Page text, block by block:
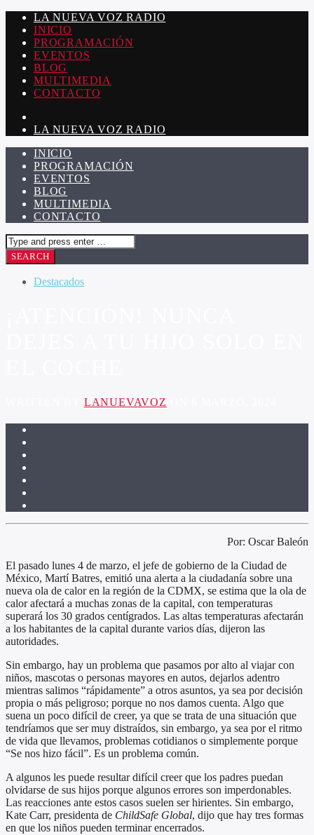
LA NUEVA VOZ RADIO
INICIO
PROGRAMACIÓN
EVENTOS
BLOG
MULTIMEDIA
CONTACTO
LA NUEVA VOZ RADIO
INICIO
PROGRAMACIÓN
EVENTOS
BLOG
MULTIMEDIA
CONTACTO
Destacados
LANUEVAVOZ
Por: Oscar Baleón
El pasado lunes 4 de marzo, el jefe de gobierno de la Ciudad de
México, Martí Batres, emitió una alerta a la ciudadanía sobre una
nueva ola de calor en la región de la CDMX, se estima que la ola de
calor afectará a muchas zonas de la capital, con temperaturas
superará los 30 grados centígrados. Las altas temperaturas afectarán
a los habitantes de la capital durante varios días, dijeron las
autoridades.
Sin embargo, hay un problema que pasamos por alto al viajar con
niños, mascotas o personas mayores en autos, dejarlos adentro
mientras salimos “rápidamente” a otros asuntos, ya sea por decisión
propia o más peligroso; porque no nos damos cuenta. Algo que
suena un poco difícil de creer, ya que se trata de una situación que
tendríamos que ser muy distraídos, sin embargo, ya sea por el ritmo
de vida que llevamos, problemas cotidianos o simplemente porque
“Se nos hizo fácil”. Es un problema común.
A algunos les puede resultar difícil creer que los padres puedan
olvidarse de sus hijos porque algunos errores son imperdonables.
Las reacciones ante estos casos suelen ser hirientes. Sin embargo,
Kate Carr, presidenta de ChildSafe Global, dijo que hay tres formas
en que los niños pueden terminar encerrados.